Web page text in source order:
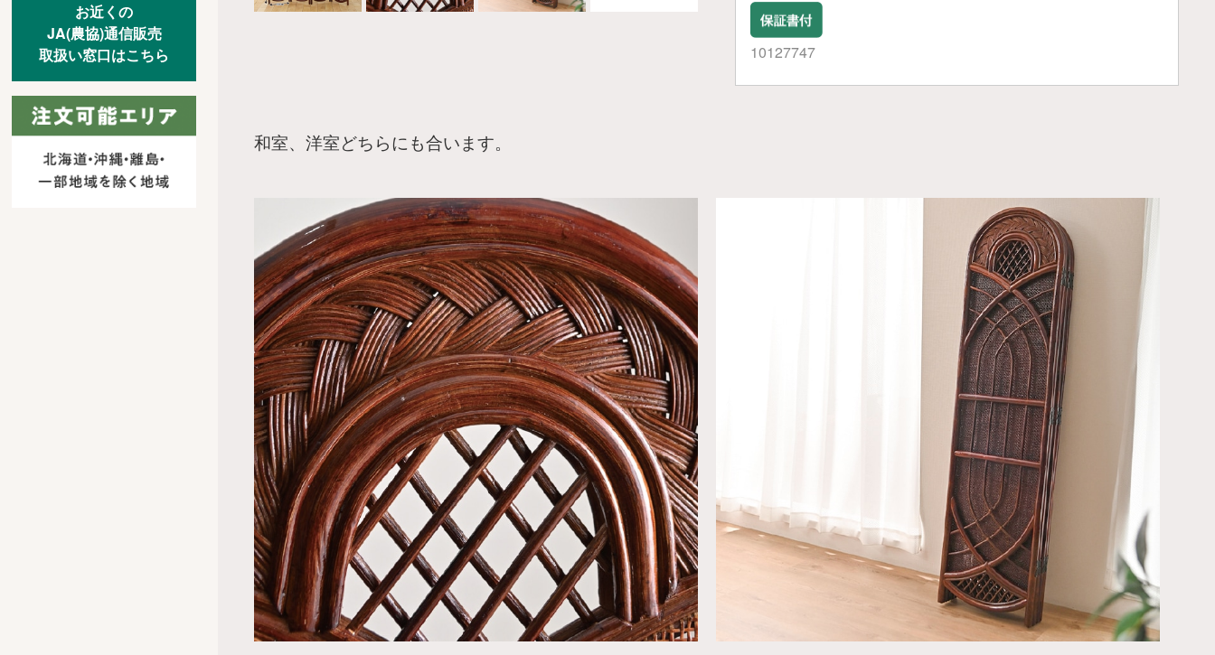
10127747
和室、洋室どちらにも合います。
お近くの
JA(農協)通信販売
取扱い窓口はこちら